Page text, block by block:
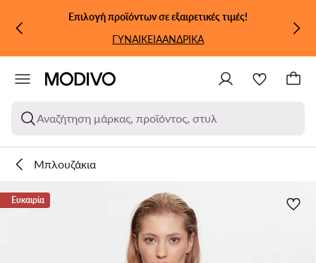
ΜΕΤΆΒΑΣΗ ΣΤΟ ΚΎΡΙΟ ΠΕΡΙΕΧΌΜΕΝΟ
ΜΕΤΆΒΑΣΗ ΣΤΗΝ ΑΝΑΖΉΤΗΣΗ
Επιλογή προϊόντων σε εξαιρετικές τιμές!
ΓΥΝΑΙΚΕΙΑΑΝΔΡΙΚΑ
Αναζήτηση μάρκας, προϊόντος, στυλ
Μπλουζάκια
Ευκαιρία